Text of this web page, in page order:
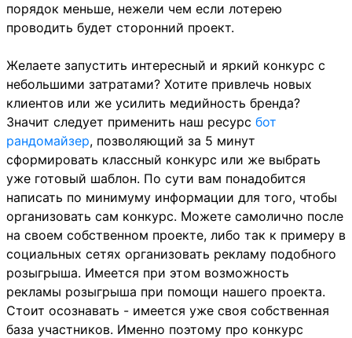
порядок меньше, нежели чем если лотерею
проводить будет сторонний проект.
Желаете запустить интересный и яркий конкурс с
небольшими затратами? Хотите привлечь новых
клиентов или же усилить медийность бренда?
Значит следует применить наш ресурс бот
рандомайзер, позволяющий за 5 минут
сформировать классный конкурс или же выбрать
уже готовый шаблон. По сути вам понадобится
написать по минимуму информации для того, чтобы
организовать сам конкурс. Можете самолично после
на своем собственном проекте, либо так к примеру в
социальных сетях организовать рекламу подобного
розыгрыша. Имеется при этом возможность
рекламы розыгрыша при помощи нашего проекта.
Стоит осознавать - имеется уже своя собственная
база участников. Именно поэтому про конкурс